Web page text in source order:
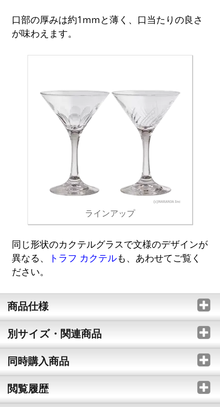
口部の厚みは約1mmと薄く、口当たりの良さ
が味わえます。
ラインアップ
同じ形状のカクテルグラスで文様のデザインが
異なる、
トラフ カクテルも、あわせてご覧く
ださい。
商品仕様
別サイズ・関連商品
同時購入商品
閲覧履歴